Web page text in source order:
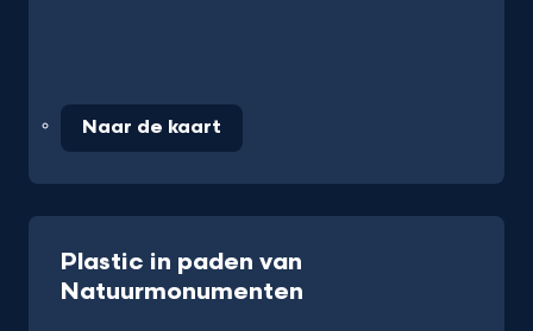
Naar de kaart
Plastic in paden van
Natuurmonumenten